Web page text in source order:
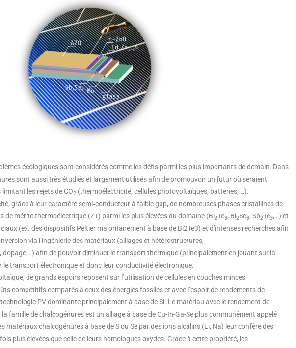
écologiques sont considérés comme les défis parmi les plus importants de demain. Dans
sont aussi très étudiés et largement utilisés afin de promouvoir un futur où seraient
les rejets de CO2 (thermoélectricité, cellules photovoltaïques, batteries, …).
grâce à leur caractère semi‐conducteur à faible gap, de nombreuses phases cristallines de
de mérite thermoélectrique (ZT) parmi les plus élevées du domaine (Bi2Te3, Bi2Se3, Sb2Te3,…) et
(ex. des dispositifs Peltier majoritairement à base de Bi2Te3) et d’intenses recherches afin
via l’ingénierie des matériaux (alliages et hétérostructures,
…) afin de pouvoir diminuer le transport thermique (principalement en jouant sur la
transport électronique et donc leur conductivité électronique.
de grands espoirs reposent sur l’utilisation de cellules en couches minces
compétitifs comparés à ceux des énergies fossiles et avec l’espoir de rendements de
PV dominante principalement à base de Si. Le matériau avec le rendement de
famille de chalcogénures est un alliage à base de Cu-In-Ga-Se plus communément appelé
matériaux chalcogénures à base de S ou Se par des ions alcalins (Li, Na) leur confère des
plus élevées que celle de leurs homologues oxydes. Grace à cette propriété, les